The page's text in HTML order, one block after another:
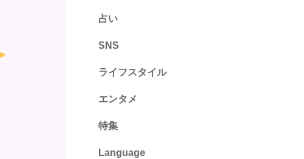
診断
占い
心理テスト
SNS
ライフスタイル
推し活
カルチャー・暮らし
エンタメ
特集
Language